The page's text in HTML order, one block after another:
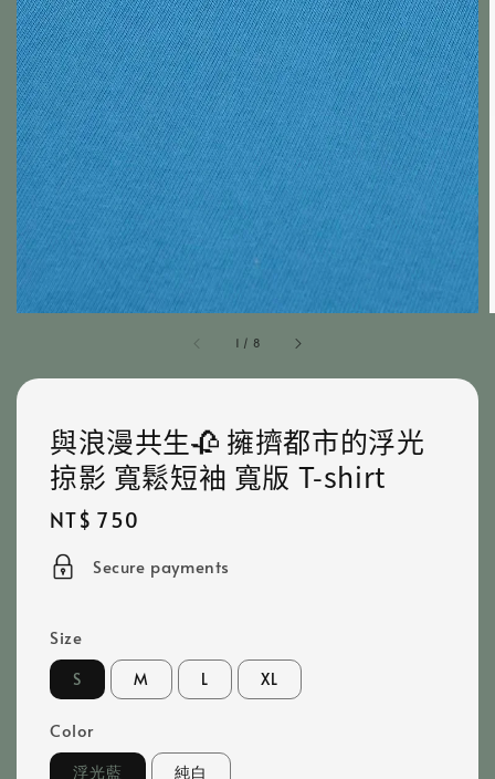
1 / 8
與浪漫共生🥀 擁擠都市的浮光
掠影 寬鬆短袖 寬版 T-shirt
Regular
price
NT$ 750
Secure payments
Size
S M L XL
Color
浮光藍 純白